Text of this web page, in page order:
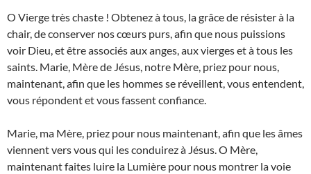
O Vierge très chaste ! Obtenez à tous, la grâce de résister à la
chair, de conserver nos cœurs purs, afin que nous puissions
voir Dieu, et être associés aux anges, aux vierges et à tous les
saints. Marie, Mère de Jésus, notre Mère, priez pour nous,
maintenant, afin que les hommes se réveillent, vous entendent,
vous répondent et vous fassent confiance.
Marie, ma Mère, priez pour nous maintenant, afin que les âmes
viennent vers vous qui les conduirez à Jésus. O Mère,
maintenant faites luire la Lumière pour nous montrer la voie